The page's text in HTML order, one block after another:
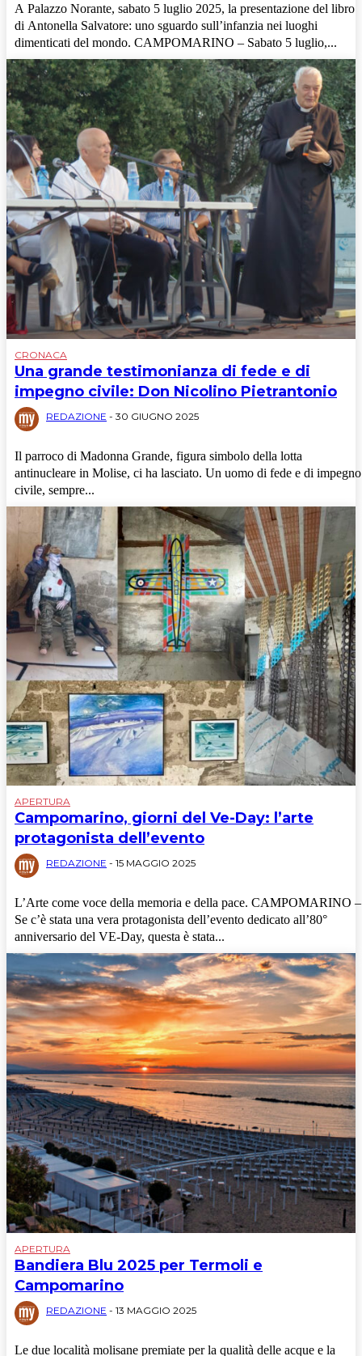
A Palazzo Norante, sabato 5 luglio 2025, la presentazione del libro
di Antonella Salvatore: uno sguardo sull’infanzia nei luoghi
dimenticati del mondo. CAMPOMARINO – Sabato 5 luglio,...
CRONACA
Una grande testimonianza di fede e di
impegno civile: Don Nicolino Pietrantonio
REDAZIONE - 30 GIUGNO 2025
Il parroco di Madonna Grande, figura simbolo della lotta
antinucleare in Molise, ci ha lasciato. Un uomo di fede e di impegno
civile, sempre...
APERTURA
Campomarino, giorni del Ve-Day: l’arte
protagonista dell’evento
REDAZIONE - 15 MAGGIO 2025
L’Arte come voce della memoria e della pace. CAMPOMARINO –
Se c’è stata una vera protagonista dell’evento dedicato all’80°
anniversario del VE-Day, questa è stata...
APERTURA
Bandiera Blu 2025 per Termoli e
Campomarino
REDAZIONE - 13 MAGGIO 2025
Le due località molisane premiate per la qualità delle acque e la